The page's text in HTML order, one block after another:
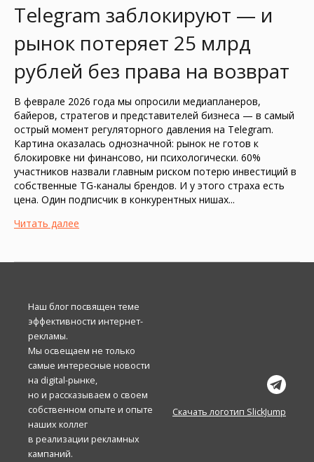
Telegram заблокируют — и
рынок потеряет 25 млрд
рублей без права на возврат
В феврале 2026 года мы опросили медиапланеров,
байеров, стратегов и представителей бизнеса — в самый
острый момент регуляторного давления на Telegram.
Картина оказалась однозначной: рынок не готов к
блокировке ни финансово, ни психологически. 60%
участников назвали главным риском потерю инвестиций в
собственные TG-каналы брендов. И у этого страха есть
цена. Один подписчик в конкурентных нишах...
Читать далее
Наш блог посвящен теме
эффективности интернет-
рекламы.
Мы освещаем не только
самые интересные новости
на digital-рынке,
но и рассказываем о своем
собственном опыте и опыте
наших коллег
в реализации рекламных
кампаний.
Скачать логотип SlickJump